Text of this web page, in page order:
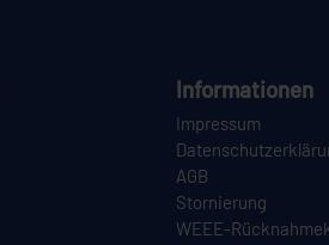
Informationen
Impressum
AGB
Stornierung
WEEE-